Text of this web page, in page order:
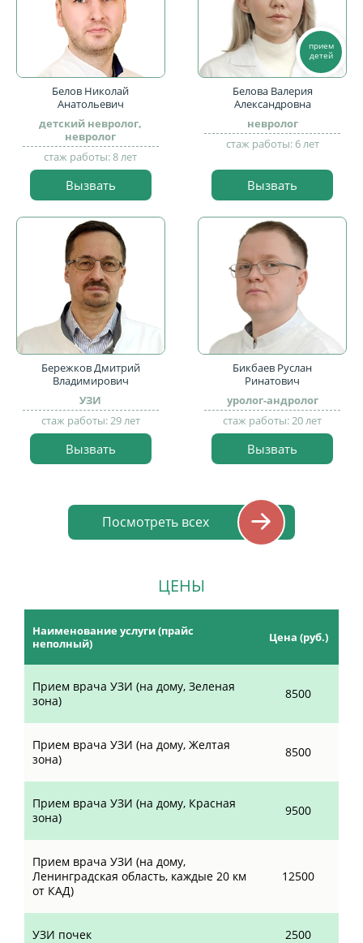
Белов Николай
Анатольевич
детский невролог,
невролог
стаж работы: 8 лет
Вызвать
прием
детей
Белова Валерия
Александровна
невролог
стаж работы: 6 лет
Вызвать
Бережков Дмитрий
Владимирович
УЗИ
стаж работы: 29 лет
Вызвать
Бикбаев Руслан
Ринатович
уролог-андролог
стаж работы: 20 лет
Вызвать
Посмотреть всех
ЦЕНЫ
Наименование услуги (прайс
неполный)
Цена (руб.)
Прием врача УЗИ (на дому, Зеленая
зона)
8500
Прием врача УЗИ (на дому, Желтая
зона)
8500
Прием врача УЗИ (на дому, Красная
зона)
9500
Прием врача УЗИ (на дому,
Ленинградская область, каждые 20 км
от КАД)
12500
УЗИ почек 2500